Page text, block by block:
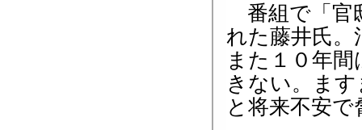
番組で「官
れた藤井氏。
また１０年
きない。ま
と将来不安